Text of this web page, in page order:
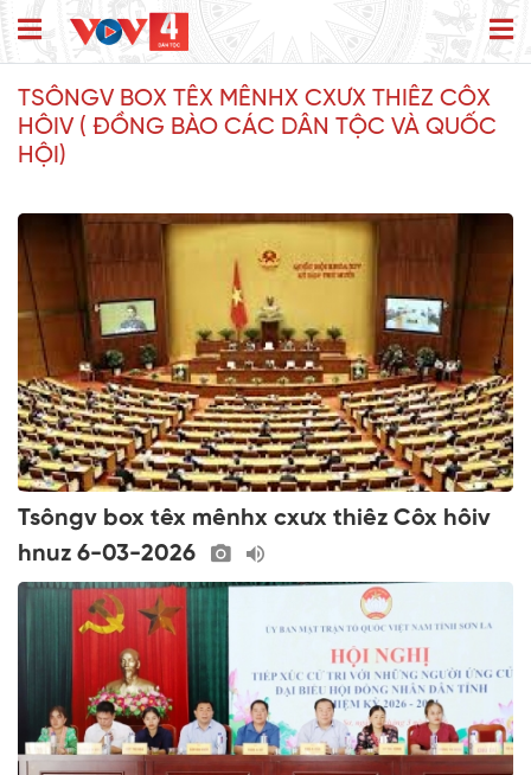
TSÔNGV BOX TÊX MÊNHX CXƯX THIÊZ CÔX
HÔIV ( ĐỒNG BÀO CÁC DÂN TỘC VÀ QUỐC
HỘI)
Tsôngv box têx mênhx cxưx thiêz Côx hôiv
hnuz 6-03-2026